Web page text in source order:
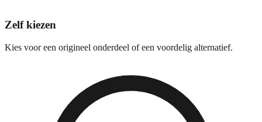
Zelf kiezen
Kies voor een origineel onderdeel of een voordelig alternatief.